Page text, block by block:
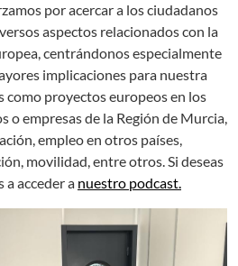
por acercar a los ciudadanos
aspectos relacionados con la
centrándonos especialmente
implicaciones para nuestra
como proyectos europeos en los
o empresas de la Región de Murcia,
empleo en otros países,
movilidad, entre otros. Si deseas
a acceder a nuestro podcast.